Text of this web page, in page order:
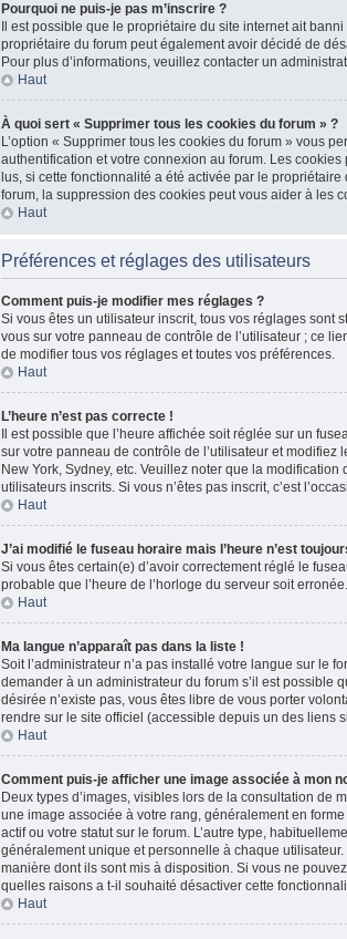
Pourquoi ne puis-je pas m’inscrire ?
Il est possible que le propriétaire du site internet ait
propriétaire du forum peut également avoir décidé de
Pour plus d’informations, veuillez contacter un
Haut
À quoi sert « Supprimer tous les cookies du forum » ?
L’option « Supprimer tous les cookies du forum » vous
authentification et votre connexion au forum. Les
lus, si cette fonctionnalité a été activée par le
forum, la suppression des cookies peut vous aider à les
Haut
Préférences et réglages des utilisateurs
Comment puis-je modifier mes réglages ?
Si vous êtes un utilisateur inscrit, tous vos réglages sont
vous sur votre panneau de contrôle de l’utilisateur ; ce
de modifier tous vos réglages et toutes vos préférences.
Haut
L’heure n’est pas correcte !
Il est possible que l’heure affichée soit réglée sur un
sur votre panneau de contrôle de l’utilisateur et
New York, Sydney, etc. Veuillez noter que la
utilisateurs inscrits. Si vous n’êtes pas inscrit, c’est
Haut
J’ai modifié le fuseau horaire mais l’heure n’est
Si vous êtes certain(e) d’avoir correctement réglé le
probable que l’heure de l’horloge du serveur soit
Haut
Ma langue n’apparaît pas dans la liste !
Soit l’administrateur n’a pas installé votre langue sur le
demander à un administrateur du forum s’il est possible
désirée n’existe pas, vous êtes libre de vous porter
rendre sur le site officiel (accessible depuis un des liens
Haut
Comment puis-je afficher une image associée à mon
Deux types d’images, visibles lors de la consultation de
une image associée à votre rang, généralement en
actif ou votre statut sur le forum. L’autre type,
généralement unique et personnelle à chaque utilisateur.
manière dont ils sont mis à disposition. Si vous ne
quelles raisons a t-il souhaité désactiver cette
Haut